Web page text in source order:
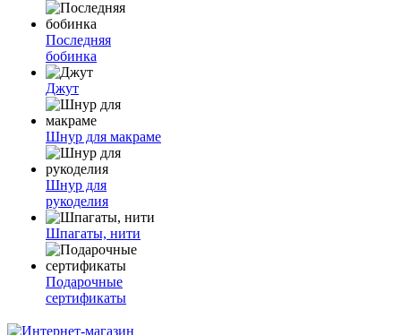
Последняя
бобинка
Джут
Шнур для макраме
Шнур для
рукоделия
Шпагаты, нити
Подарочные
сертификаты